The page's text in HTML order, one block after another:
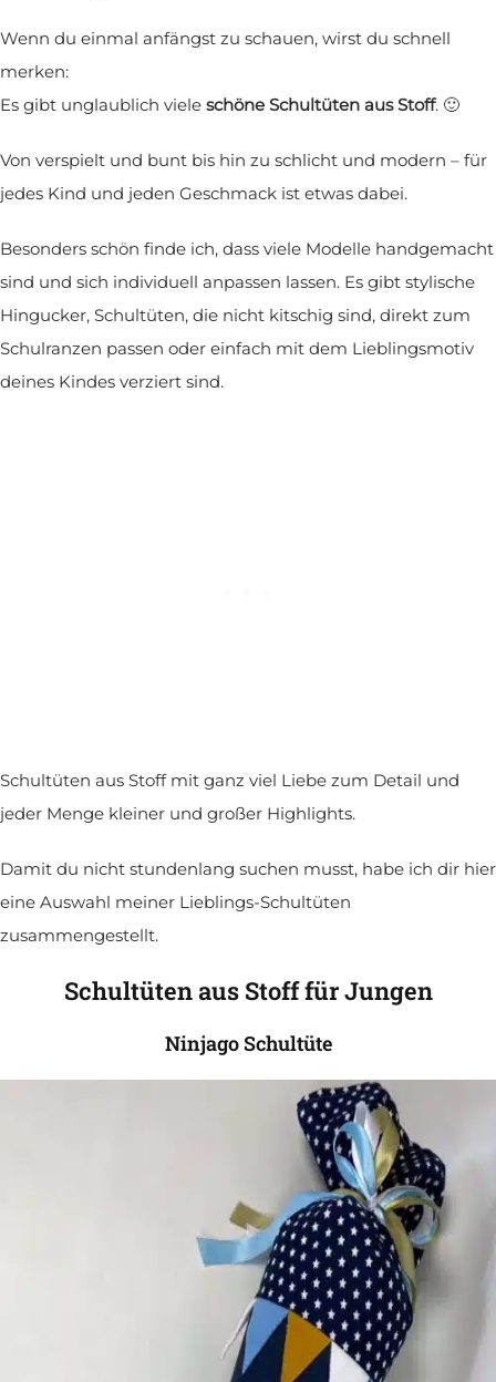
Wenn du einmal anfängst zu schauen, wirst du schnell
merken:
Es gibt unglaublich viele schöne Schultüten aus Stoff. 🙂
Von verspielt und bunt bis hin zu schlicht und modern – für
jedes Kind und jeden Geschmack ist etwas dabei.
Besonders schön finde ich, dass viele Modelle handgemacht
sind und sich individuell anpassen lassen. Es gibt stylische
Hingucker, Schultüten, die nicht kitschig sind, direkt zum
Schulranzen passen oder einfach mit dem Lieblingsmotiv
deines Kindes verziert sind.
Schultüten aus Stoff mit ganz viel Liebe zum Detail und
jeder Menge kleiner und großer Highlights.
Damit du nicht stundenlang suchen musst, habe ich dir hier
eine Auswahl meiner Lieblings-Schultüten
zusammengestellt.
Schultüten aus Stoff für Jungen
Ninjago Schultüte